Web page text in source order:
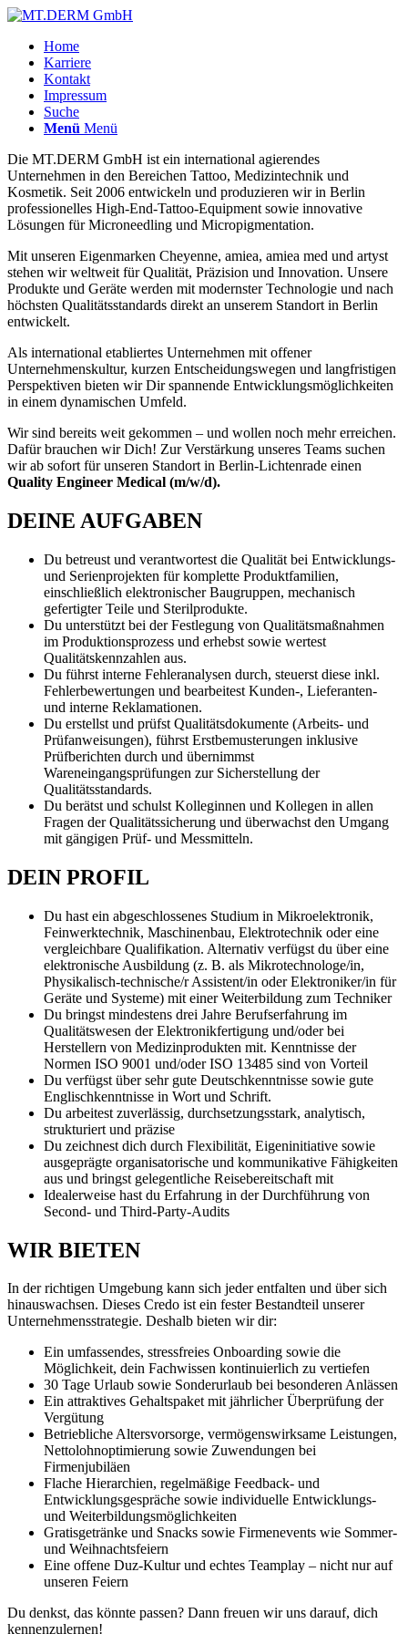
Home
Karriere
Kontakt
Impressum
Suche
Menü Menü
Die MT.DERM GmbH ist ein international agierendes
Unternehmen in den Bereichen Tattoo, Medizintechnik und
Kosmetik. Seit 2006 entwickeln und produzieren wir in Berlin
professionelles High-End-Tattoo-Equipment sowie innovative
Lösungen für Microneedling und Micropigmentation.
Mit unseren Eigenmarken Cheyenne, amiea, amiea med und artyst
stehen wir weltweit für Qualität, Präzision und Innovation. Unsere
Produkte und Geräte werden mit modernster Technologie und nach
höchsten Qualitätsstandards direkt an unserem Standort in Berlin
entwickelt.
Als international etabliertes Unternehmen mit offener
Unternehmenskultur, kurzen Entscheidungswegen und langfristigen
Perspektiven bieten wir Dir spannende Entwicklungsmöglichkeiten
in einem dynamischen Umfeld.
Wir sind bereits weit gekommen – und wollen noch mehr erreichen.
Dafür brauchen wir Dich! Zur Verstärkung unseres Teams suchen
wir ab sofort für unseren Standort in Berlin-Lichtenrade einen
Quality Engineer Medical (m/w/d).
DEINE AUFGABEN
Du betreust und verantwortest die Qualität bei Entwicklungs-
und Serienprojekten für komplette Produktfamilien,
einschließlich elektronischer Baugruppen, mechanisch
gefertigter Teile und Sterilprodukte.
Du unterstützt bei der Festlegung von Qualitätsmaßnahmen
im Produktionsprozess und erhebst sowie wertest
Qualitätskennzahlen aus.
Du führst interne Fehleranalysen durch, steuerst diese inkl.
Fehlerbewertungen und bearbeitest Kunden-, Lieferanten-
und interne Reklamationen.
Du erstellst und prüfst Qualitätsdokumente (Arbeits- und
Prüfanweisungen), führst Erstbemusterungen inklusive
Prüfberichten durch und übernimmst
Wareneingangsprüfungen zur Sicherstellung der
Qualitätsstandards.
Du berätst und schulst Kolleginnen und Kollegen in allen
Fragen der Qualitätssicherung und überwachst den Umgang
mit gängigen Prüf- und Messmitteln.
DEIN PROFIL
Du hast ein abgeschlossenes Studium in Mikroelektronik,
Feinwerktechnik, Maschinenbau, Elektrotechnik oder eine
vergleichbare Qualifikation. Alternativ verfügst du über eine
elektronische Ausbildung (z. B. als Mikrotechnologe/in,
Physikalisch-technische/r Assistent/in oder Elektroniker/in für
Geräte und Systeme) mit einer Weiterbildung zum Techniker
Du bringst mindestens drei Jahre Berufserfahrung im
Qualitätswesen der Elektronikfertigung und/oder bei
Herstellern von Medizinprodukten mit. Kenntnisse der
Normen ISO 9001 und/oder ISO 13485 sind von Vorteil
Du verfügst über sehr gute Deutschkenntnisse sowie gute
Englischkenntnisse in Wort und Schrift.
Du arbeitest zuverlässig, durchsetzungsstark, analytisch,
strukturiert und präzise
Du zeichnest dich durch Flexibilität, Eigeninitiative sowie
ausgeprägte organisatorische und kommunikative Fähigkeiten
aus und bringst gelegentliche Reisebereitschaft mit
Idealerweise hast du Erfahrung in der Durchführung von
Second- und Third-Party-Audits
WIR BIETEN
In der richtigen Umgebung kann sich jeder entfalten und über sich
hinauswachsen. Dieses Credo ist ein fester Bestandteil unserer
Unternehmensstrategie. Deshalb bieten wir dir:
Ein umfassendes, stressfreies Onboarding sowie die
Möglichkeit, dein Fachwissen kontinuierlich zu vertiefen
30 Tage Urlaub sowie Sonderurlaub bei besonderen Anlässen
Ein attraktives Gehaltspaket mit jährlicher Überprüfung der
Vergütung
Betriebliche Altersvorsorge, vermögenswirksame Leistungen,
Nettolohnoptimierung sowie Zuwendungen bei
Firmenjubiläen
Flache Hierarchien, regelmäßige Feedback- und
Entwicklungsgespräche sowie individuelle Entwicklungs-
und Weiterbildungsmöglichkeiten
Gratisgetränke und Snacks sowie Firmenevents wie Sommer-
und Weihnachtsfeiern
Eine offene Duz-Kultur und echtes Teamplay – nicht nur auf
unseren Feiern
Du denkst, das könnte passen? Dann freuen wir uns darauf, dich
kennenzulernen!